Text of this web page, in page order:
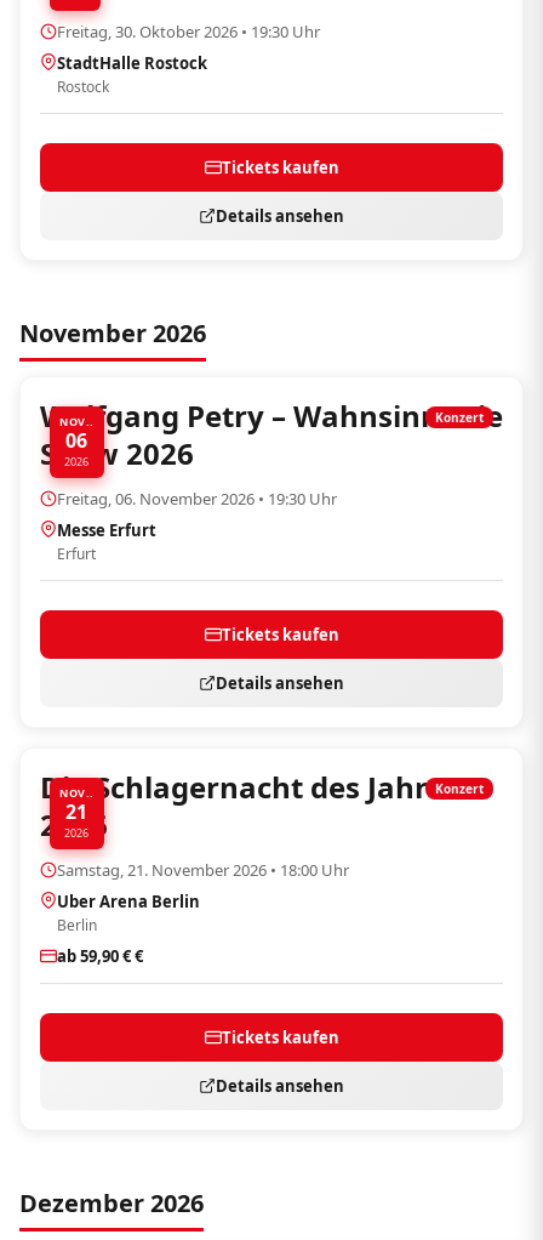
Freitag, 30. Oktober 2026 • 19:30 Uhr
StadtHalle Rostock
Rostock
Tickets kaufen
Details ansehen
November 2026
NOV..
06
2026
Konzert
Wolfgang Petry – Wahnsinn! Die
Show 2026
Freitag, 06. November 2026 • 19:30 Uhr
Messe Erfurt
Erfurt
Tickets kaufen
Details ansehen
NOV..
21
2026
Konzert
Die Schlagernacht des Jahres
2026
Samstag, 21. November 2026 • 18:00 Uhr
Uber Arena Berlin
Berlin
ab 59,90 € €
Tickets kaufen
Details ansehen
Dezember 2026